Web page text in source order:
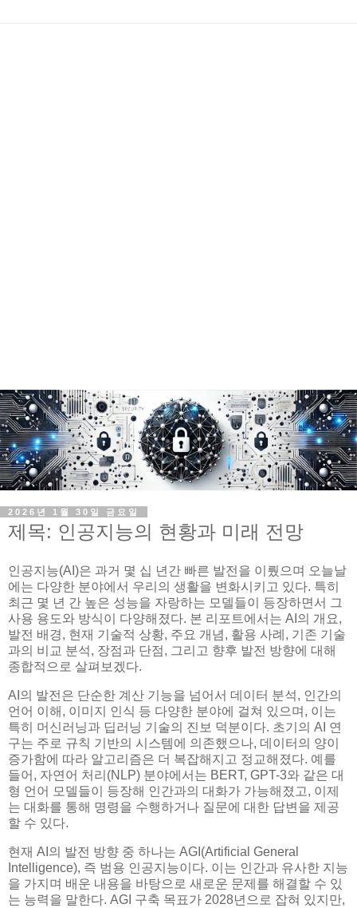
2026년 1월 30일 금요일
제목: 인공지능의 현황과 미래 전망
인공지능(AI)은 과거 몇 십 년간 빠른 발전을 이뤘으며 오늘날
에는 다양한 분야에서 우리의 생활을 변화시키고 있다. 특히
최근 몇 년 간 높은 성능을 자랑하는 모델들이 등장하면서 그
사용 용도와 방식이 다양해졌다. 본 리포트에서는 AI의 개요,
발전 배경, 현재 기술적 상황, 주요 개념, 활용 사례, 기존 기술
과의 비교 분석, 장점과 단점, 그리고 향후 발전 방향에 대해
종합적으로 살펴보겠다.
AI의 발전은 단순한 계산 기능을 넘어서 데이터 분석, 인간의
언어 이해, 이미지 인식 등 다양한 분야에 걸쳐 있으며, 이는
특히 머신러닝과 딥러닝 기술의 진보 덕분이다. 초기의 AI 연
구는 주로 규칙 기반의 시스템에 의존했으나, 데이터의 양이
증가함에 따라 알고리즘은 더 복잡해지고 정교해졌다. 예를
들어, 자연어 처리(NLP) 분야에서는 BERT, GPT-3와 같은 대
형 언어 모델들이 등장해 인간과의 대화가 가능해졌고, 이제
는 대화를 통해 명령을 수행하거나 질문에 대한 답변을 제공
할 수 있다.
현재 AI의 발전 방향 중 하나는 AGI(Artificial General
Intelligence), 즉 범용 인공지능이다. 이는 인간과 유사한 지능
을 가지며 배운 내용을 바탕으로 새로운 문제를 해결할 수 있
는 능력을 말한다. AGI 구축 목표가 2028년으로 잡혀 있지만,